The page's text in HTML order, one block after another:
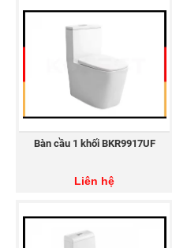
Bàn cầu 1 khối BKR9917UF
Liên hệ